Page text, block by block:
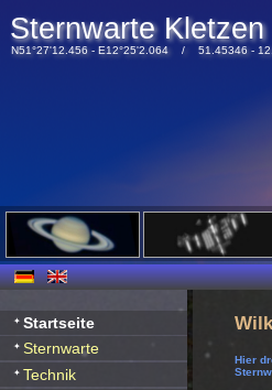
Sternwarte Kletzen
N51°27'12.456 - E12°25'2.064 / 51.45346 -
Startseite
Sternwarte
Technik
Hier